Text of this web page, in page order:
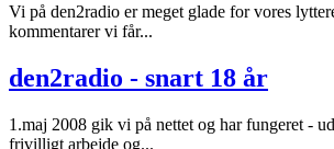
Vi på den2radio er meget glade for vores
kommentarer vi får...
den2radio - snart 18 år
1.maj 2008 gik vi på nettet og har fungeret -
frivilligt arbejde og...